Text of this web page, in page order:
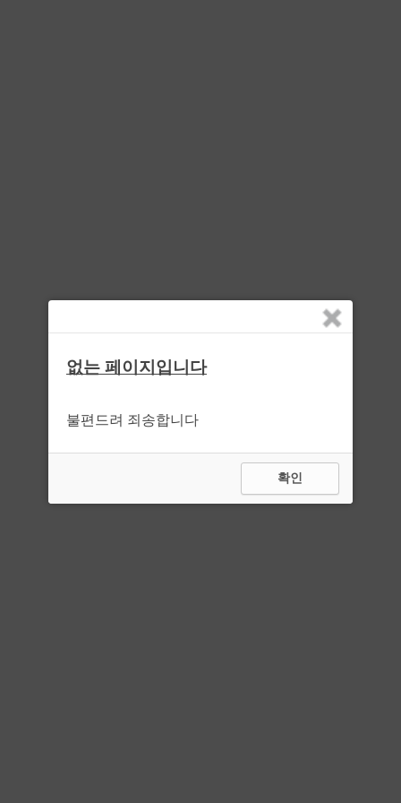
없는 페이지입니다
불편드려 죄송합니다
확인